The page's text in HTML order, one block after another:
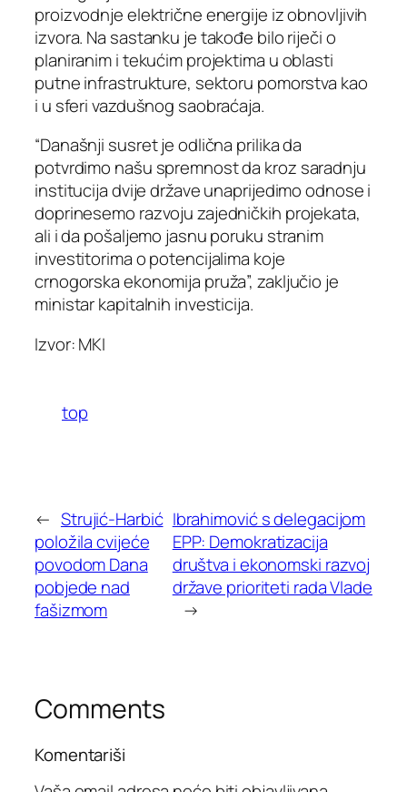
proizvodnje električne energije iz obnovljivih
izvora. Na sastanku je takođe bilo riječi o
planiranim i tekućim projektima u oblasti
putne infrastrukture, sektoru pomorstva kao
i u sferi vazdušnog saobraćaja.
“Današnji susret je odlična prilika da
potvrdimo našu spremnost da kroz saradnju
institucija dvije države unaprijedimo odnose i
doprinesemo razvoju zajedničkih projekata,
ali i da pošaljemo jasnu poruku stranim
investitorima o potencijalima koje
crnogorska ekonomija pruža”, zaključio je
ministar kapitalnih investicija.
Izvor: MKI
top
← Strujić-Harbić
položila cvijeće
povodom Dana
pobjede nad
fašizmom
Ibrahimović s delegacijom
EPP: Demokratizacija
društva i ekonomski razvoj
države prioriteti rada Vlade
→
Comments
Komentariši